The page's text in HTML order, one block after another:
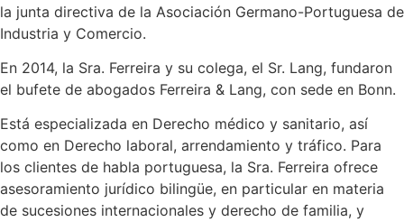
la junta directiva de la Asociación Germano-Portuguesa de
Industria y Comercio.
En 2014, la Sra. Ferreira y su colega, el Sr. Lang, fundaron
el bufete de abogados Ferreira & Lang, con sede en Bonn.
Está especializada en Derecho médico y sanitario, así
como en Derecho laboral, arrendamiento y tráfico. Para
los clientes de habla portuguesa, la Sra. Ferreira ofrece
asesoramiento jurídico bilingüe, en particular en materia
de sucesiones internacionales y derecho de familia, y